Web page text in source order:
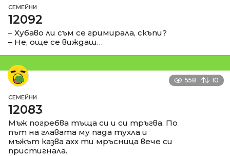
СЕМЕЙНИ
12092
– Хубаво ли съм се гримирала, скъпи?
– Не, още се виждаш…
558 10
СЕМЕЙНИ
12083
Мъж погребва тъща си и си тръгва. По
път на главата му пада тухла и
мъжът казва ахх ти мръсница вече си
пристигнала.